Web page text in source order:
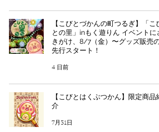
【こびとづかんの町つるぎ】「こび
との里」inもく遊りん イベントにさ
きがけ、8/7（金）〜グッズ販売の
先行スタート！
4 日前
【こびとはくぶつかん】限定商品紹
介
7月31日